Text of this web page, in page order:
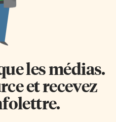
les médias.
et recevez